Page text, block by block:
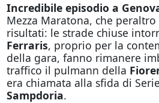
Incredibile episodio a
Mezza Maratona, che
risultati: le strade chiuse
Ferraris, proprio per la
della gara, fanno rimanere
traffico il pulmann della
era chiamata alla sfida di
Sampdoria.